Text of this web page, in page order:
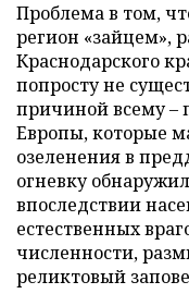
Проблема в том,
регион «зайцем»,
Краснодарского
попросту не
причиной всему –
Европы, которые
озеленения в
огневку
впоследствии
естественных
численности,
реликтовый